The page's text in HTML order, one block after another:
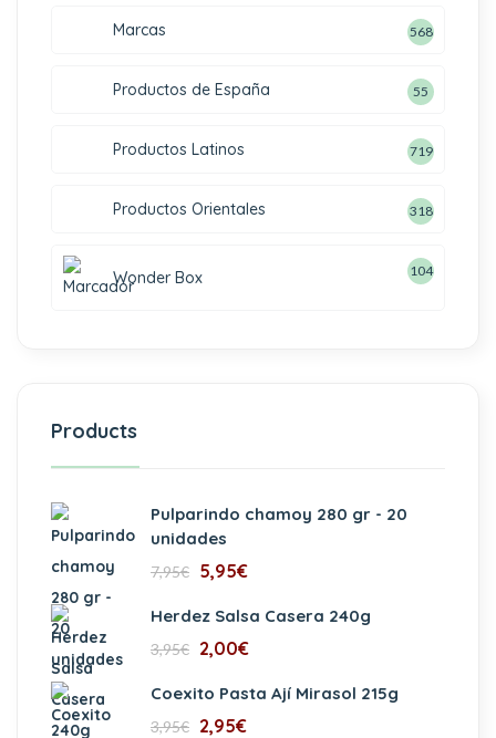
Marcas 568
Productos de España 55
Productos Latinos 719
Productos Orientales 318
Wonder Box 104
Products
Pulparindo chamoy 280 gr - 20
unidades
7,95€ 5,95€
Herdez Salsa Casera 240g
3,95€ 2,00€
Coexito Pasta Ají Mirasol 215g
3,95€ 2,95€